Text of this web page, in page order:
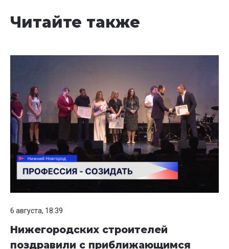
Читайте также
6 августа, 18:39
Нижегородских строителей
поздравили с приближающимся